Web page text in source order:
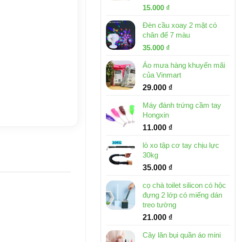
Giá
là:
32.000 ₫.
15.000 ₫
tại
là:
Đèn cầu xoay 2 mặt có
chân đế 7 màu
Giá
là:
46.000 ₫.
35.000 ₫
tại
là:
35.000 ₫.
Áo mưa hàng khuyến mãi
của Vinmart
29.000 ₫
Máy đánh trứng cầm tay
Hongxin
11.000 ₫
lò xo tập cơ tay chịu lực
30kg
35.000 ₫
cọ chà toilet silicon có hộc
đựng 2 lớp có miếng dán
treo tường
21.000 ₫
Cây lăn bụi quần áo mini